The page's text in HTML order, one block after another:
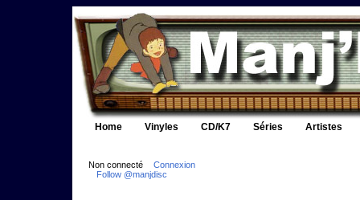
Home Vinyles CD/K7 Séries Artistes
Non connecté
Connexion
Follow @manjdisc